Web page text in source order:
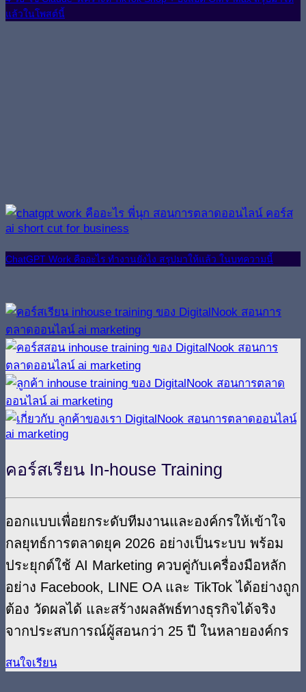
แล้วในโพสต์นี้
ChatGPT Work คืออะไร ทำงานยังไง สรุปมาให้แล้ว ในบทความนี้
คอร์สเรียน In-house Training
ออกแบบเพื่อยกระดับทีมงานและองค์กรให้เข้าใจ
กลยุทธ์การตลาดยุค 2026 อย่างเป็นระบบ พร้อม
ประยุกต์ใช้ AI Marketing ควบคู่กับเครื่องมือหลัก
อย่าง Facebook, LINE OA และ TikTok ได้อย่างถูก
ต้อง วัดผลได้ และสร้างผลลัพธ์ทางธุรกิจได้จริง
จากประสบการณ์ผู้สอนกว่า 25 ปี ในหลายองค์กร
สนใจเรียน